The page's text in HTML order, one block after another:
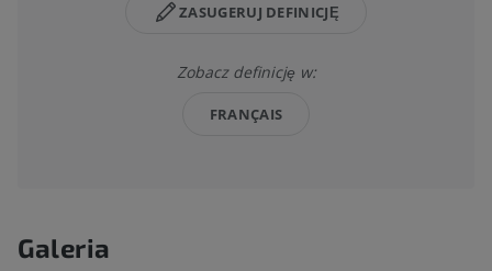
ZASUGERUJ DEFINICJĘ
Zobacz definicję w:
FRANÇAIS
Galeria